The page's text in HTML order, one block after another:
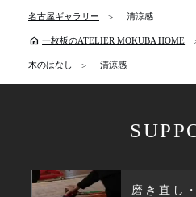
名古屋ギャラリー 清涼感
home 一枚板のATELIER MOKUBA HOME
木のはなし 清涼感
磨き直し